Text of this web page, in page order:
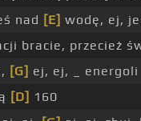
nad [E] wodę, ej,
bracie, przecież
[G] ej, ej, _ energoli
[D] 160